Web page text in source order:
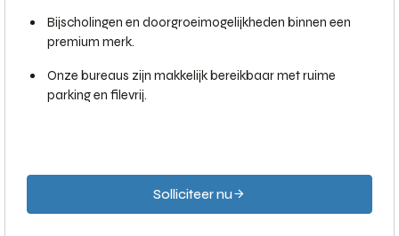
Bijscholingen en doorgroeimogelijkheden binnen een
premium merk.
Onze bureaus zijn makkelijk bereikbaar met ruime
parking en filevrij.
Solliciteer nu